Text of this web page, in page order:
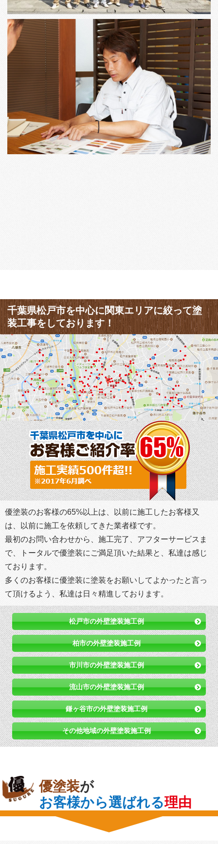
千葉県松戸市を中心に関東エリアに絞って塗
装工事をしております！
優塗装のお客様の65%以上は、以前に施工したお客様又
は、以前に施工を依頼してきた業者様です。
最初のお問い合わせから、施工完了、アフターサービスま
で、トータルで優塗装にご満足頂いた結果と、私達は感じ
ております。
多くのお客様に優塗装に塗装をお願いしてよかったと言っ
て頂けるよう、私達は日々精進しております。
松戸市の外壁塗装施工例
柏市の外壁塗装施工例
市川市の外壁塗装施工例
流山市の外壁塗装施工例
鎌ヶ谷市の外壁塗装施工例
その他地域の外壁塗装施工例
優塗装が
お客様から選ばれる理由